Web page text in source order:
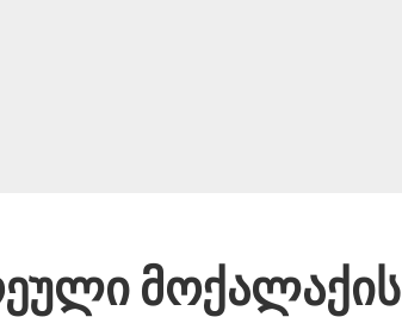
მოქალაქის